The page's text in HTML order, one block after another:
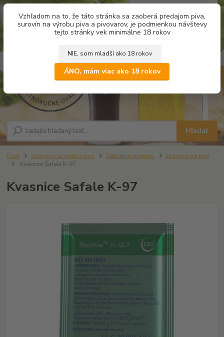
Vzhľadom na to, že táto stránka sa zaoberá predajom piva,
surovín na výrobu piva a pivovarov, je podmienkou návštevy
tejto stránky vek minimálne 18 rokov
NIE, som mladší ako 18 rokov
ÁNO, mám viac ako 18 rokov
Hľadať
za0,00 €
Úvod Suroviny na výrobu piva Základné suroviny
kvasnice na pivo
Kvasnice Safale K-97
Kvasnice Safale K-97